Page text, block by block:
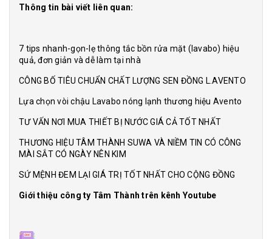
Thông tin bài viết liên quan:
7 tips nhanh-gọn-lẹ thông tắc bồn rửa mặt (lavabo) hiệu
quả, đơn giản và dễ làm tại nhà
CÔNG BỐ TIÊU CHUẨN CHẤT LƯỢNG SEN ĐỒNG L.AVENTO
Lựa chọn vòi chậu Lavabo nóng lạnh thương hiệu Avento
TƯ VẤN NƠI MUA THIẾT BỊ NƯỚC GIÁ CẢ TỐT NHẤT
THƯƠNG HIỆU TÂM THÀNH SUWA VÀ NIỀM TIN CÓ CÔNG
MÀI SẮT CÓ NGÀY NÊN KIM
SỨ MỆNH ĐEM LẠI GIÁ TRỊ TỐT NHẤT CHO CỘNG ĐỒNG
Giới thiệu công ty Tâm Thành trên kênh Youtube